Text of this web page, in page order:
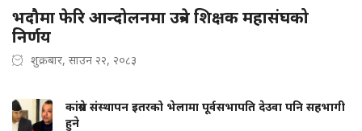
भदौमा फेरि आन्दोलनमा उत्रने शिक्षक महासंघको
निर्णय
शुक्रबार, साउन २२, २०८३
कांग्रेस संस्थापन इतरको भेलामा पूर्वसभापति देउवा पनि सहभागी
हुने